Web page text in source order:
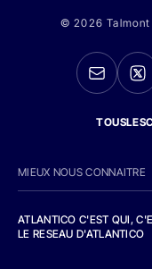
© 2026
MIEUX NOUS CONNAITRE
ATLANTICO C'EST QUI,
LE RESEAU D'ATLANTICO